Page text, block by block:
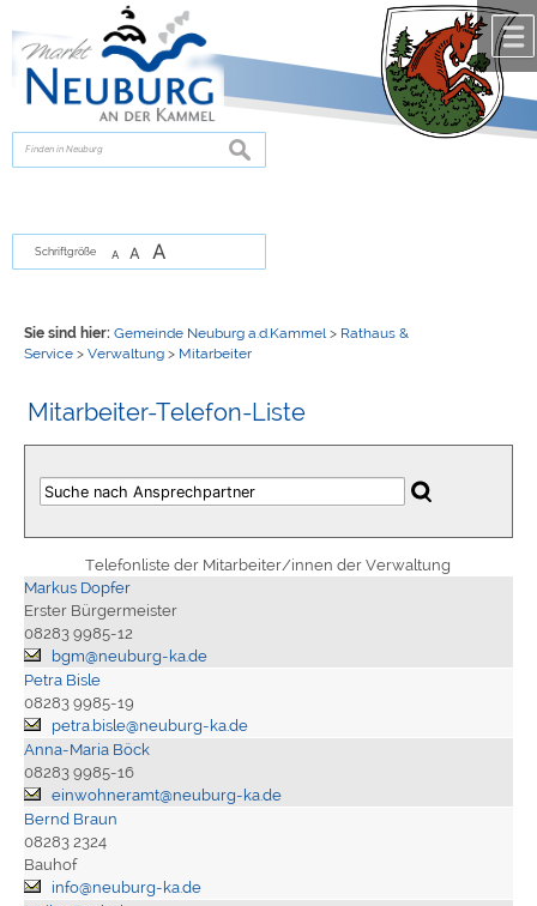
zur Navigationoder
springen.
suchen
Schriftgröße A A A
Sie sind hier: Gemeinde Neuburg a.d.Kammel > Rathaus &
Service> Verwaltung> Mitarbeiter
Mitarbeiter-Telefon-Liste
Telefonliste der Mitarbeiter/innen der Verwaltung
Markus Dopfer
Erster Bürgermeister
08283 9985-12
bgm@neuburg-ka.de
Petra Bisle
08283 9985-19
petra.bisle@neuburg-ka.de
Anna-Maria Böck
08283 9985-16
einwohneramt@neuburg-ka.de
Bernd Braun
08283 2324
Bauhof
info@neuburg-ka.de